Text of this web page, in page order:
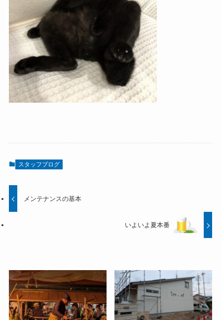
スタッフブログ
メンテナンスの基本
いよいよ夏本番